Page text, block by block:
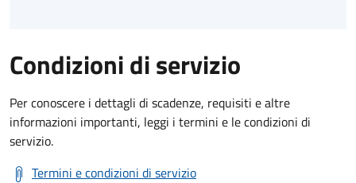
Condizioni di servizio
Per conoscere i dettagli di scadenze, requisiti e altre
informazioni importanti, leggi i termini e le condizioni di
servizio.
Termini e condizioni di servizio